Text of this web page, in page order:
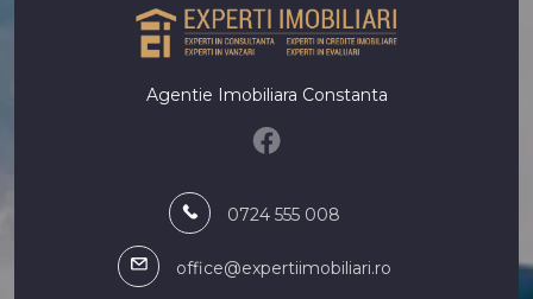
Numar de camere apartamente de inchiriat
Apartamente de inchiriat 1 camera
Apartamente de inchiriat 2 camere
Apartamente de inchiriat 5 camere
Apartamente de inchiriat in Constanta
Apartamente de inchiriat in Constanta Tomis Nord
Apartamente de inchiriat in Mamaia
Apartamente de inchiriat in Constanta Faleza Nord
Agentie Imobiliara Constanta
0724 555 008
office@expertiimobiliari.ro